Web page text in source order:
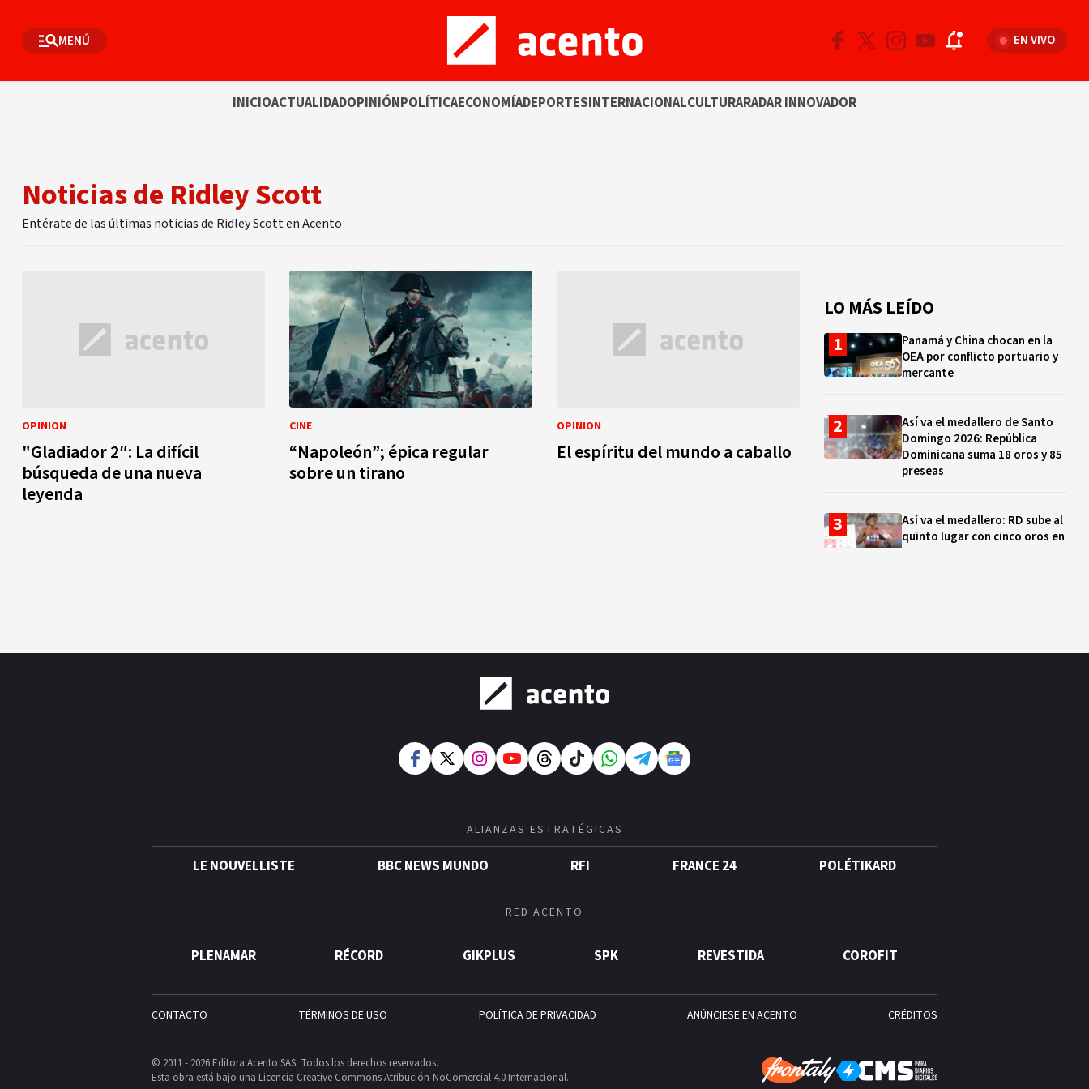
MENÚ EN VIVO
INICIOACTUALIDADOPINIÓNPOLÍTICAECONOMÍADEPORTESINTERNACIONALCULTURARADAR INNOVADOR
Noticias de Ridley Scott
Entérate de las últimas noticias de Ridley Scott en Acento
OPINIÓN
"Gladiador 2″: La difícil
búsqueda de una nueva
leyenda
CINE
“Napoleón”; épica regular
sobre un tirano
OPINIÓN
El espíritu del mundo a caballo
LO MÁS LEÍDO
Panamá y China chocan en la
OEA por conflicto portuario y
mercante
Así va el medallero de Santo
Domingo 2026: República
Dominicana suma 18 oros y 85
preseas
Así va el medallero: RD sube al
quinto lugar con cinco oros en
operaciones por RD$16,600
comercio moderno en
mundo? Efemérides del 6 de
ALIANZAS ESTRATÉGICAS
LE NOUVELLISTE BBC NEWS MUNDO RFI FRANCE 24 POLÉTIKARD
RED ACENTO
PLENAMAR RÉCORD GIKPLUS SPK REVESTIDA COROFIT
CONTACTO TÉRMINOS DE USO POLÍTICA DE PRIVACIDAD ANÚNCIESE EN ACENTO CRÉDITOS
© 2011 - 2026 Editora Acento SAS. Todos los derechos reservados.
Esta obra está bajo una Licencia Creative Commons Atribución-NoComercial 4.0 Internacional.